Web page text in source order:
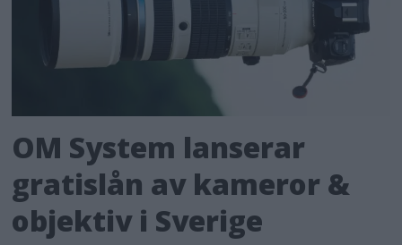
OM System lanserar
gratislån av kameror &
objektiv i Sverige